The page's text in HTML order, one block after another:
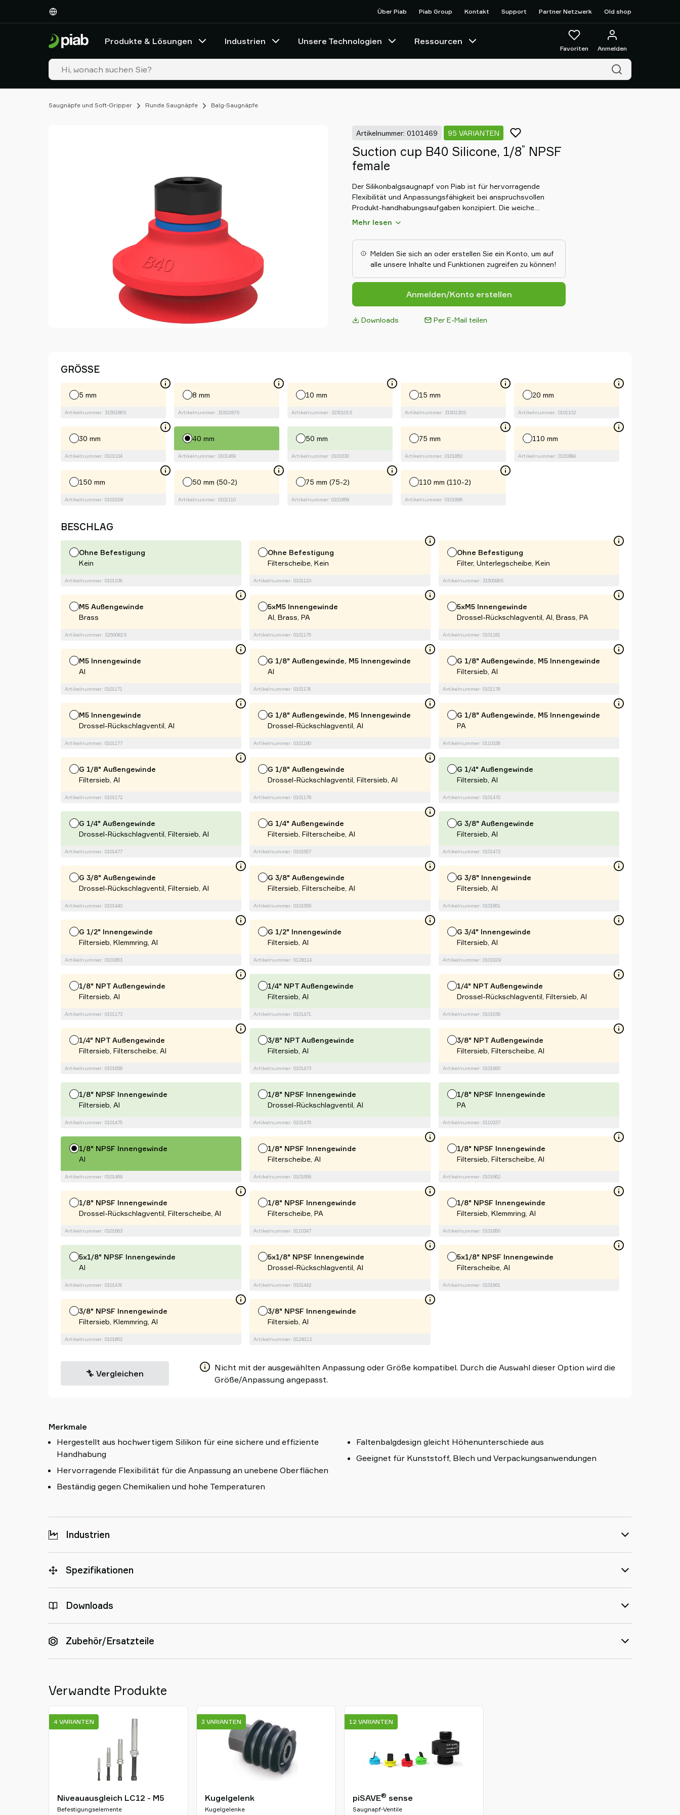
Über Piab Piab Group Kontakt Support Partner Netzwerk Old shop
Produkte & Lösungen Industrien Unsere Technologien Ressourcen
Favoriten Anmelden
Saugnäpfe und Soft-Gripper Runde Saugnäpfe Balg-Saugnäpfe
Artikelnummer: 0101469 95 VARIANTEN
Suction cup B40 Silicone, 1/8" NPSF
female
Der Silikonbalgsaugnapf von Piab ist für hervorragende
Flexibilität und Anpassungsfähigkeit bei anspruchsvollen
Produkt-handhabungsaufgaben konzipiert. Die weiche
Silikonkonstruktion gewährleistet einen sanften Griff. Sein
von Höhenunterschieden und eine effektive Handhabung von
unebenen Objekten. Langlebig und chemikalienbeständig,
bietet der Balgsaugnapf aus Silikon zuverlässige, sichere und
Automatisierungsumgebungen.
Mehr lesen
Melden Sie sich an oder erstellen Sie ein Konto, um auf
alle unsere Inhalte und Funktionen zugreifen zu können!
Anmelden/Konto erstellen
Downloads Per E-Mail teilen
GRÖSSE
5 mm
Artikelnummer: 3150286S
8 mm
Artikelnummer: 3150287S
10 mm
Artikelnummer: 3150101S
15 mm
Artikelnummer: 3150230S
20 mm
Artikelnummer: 0101102
30 mm
Artikelnummer: 0101104
40 mm
Artikelnummer: 0101469
50 mm
Artikelnummer: 0101630
75 mm
Artikelnummer: 0101850
110 mm
Artikelnummer: 0101884
150 mm
Artikelnummer: 0101928
50 mm (50-2)
Artikelnummer: 0101110
75 mm (75-2)
Artikelnummer: 0101858
110 mm (110-2)
Artikelnummer: 0101896
BESCHLAG
Ohne Befestigung
Kein
Artikelnummer: 0101106
Ohne Befestigung
Filterscheibe, Kein
Artikelnummer: 0101110
Ohne Befestigung
Filter, Unterlegscheibe, Kein
Artikelnummer: 3150096S
M5 Außengewinde
Brass
Artikelnummer: 3250082S
5xM5 Innengewinde
Al, Brass, PA
Artikelnummer: 0101175
5xM5 Innengewinde
Drossel-Rückschlagventil, Al, Brass, PA
Artikelnummer: 0101181
M5 Innengewinde
Al
Artikelnummer: 0101171
G 1/8" Außengewinde, M5 Innengewinde
Al
Artikelnummer: 0101174
G 1/8" Außengewinde, M5 Innengewinde
Filtersieb, Al
Artikelnummer: 0101176
M5 Innengewinde
Drossel-Rückschlagventil, Al
Artikelnummer: 0101177
G 1/8" Außengewinde, M5 Innengewinde
Drossel-Rückschlagventil, Al
Artikelnummer: 0101180
G 1/8" Außengewinde, M5 Innengewinde
PA
Artikelnummer: 0110336
G 1/8" Außengewinde
Filtersieb, Al
Artikelnummer: 0101172
G 1/8" Außengewinde
Drossel-Rückschlagventil, Filtersieb, Al
Artikelnummer: 0101178
G 1/4" Außengewinde
Filtersieb, Al
Artikelnummer: 0101470
G 1/4" Außengewinde
Drossel-Rückschlagventil, Filtersieb, Al
Artikelnummer: 0101477
G 1/4" Außengewinde
Filtersieb, Filterscheibe, Al
Artikelnummer: 0101657
G 3/8" Außengewinde
Filtersieb, Al
Artikelnummer: 0101472
G 3/8" Außengewinde
Drossel-Rückschlagventil, Filtersieb, Al
Artikelnummer: 0101440
G 3/8" Außengewinde
Filtersieb, Filterscheibe, Al
Artikelnummer: 0101659
G 3/8" Innengewinde
Filtersieb, Al
Artikelnummer: 0101851
G 1/2" Innengewinde
Filtersieb, Klemmring, Al
Artikelnummer: 0101853
G 1/2" Innengewinde
Filtersieb, Al
Artikelnummer: 0128114
G 3/4" Innengewinde
Filtersieb, Al
Artikelnummer: 0101929
1/8" NPT Außengewinde
Filtersieb, Al
Artikelnummer: 0101173
1/4" NPT Außengewinde
Filtersieb, Al
Artikelnummer: 0101471
1/4" NPT Außengewinde
Drossel-Rückschlagventil, Filtersieb, Al
Artikelnummer: 0101639
1/4" NPT Außengewinde
Filtersieb, Filterscheibe, Al
Artikelnummer: 0101658
3/8" NPT Außengewinde
Filtersieb, Al
Artikelnummer: 0101473
3/8" NPT Außengewinde
Filtersieb, Filterscheibe, Al
Artikelnummer: 0101660
1/8" NPSF Innengewinde
Filtersieb, Al
Artikelnummer: 0101475
1/8" NPSF Innengewinde
Drossel-Rückschlagventil, Al
Artikelnummer: 0101476
1/8" NPSF Innengewinde
PA
Artikelnummer: 0110337
1/8" NPSF Innengewinde
Al
Artikelnummer: 0101469
1/8" NPSF Innengewinde
Filterscheibe, Al
Artikelnummer: 0101656
1/8" NPSF Innengewinde
Filtersieb, Filterscheibe, Al
Artikelnummer: 0101662
1/8" NPSF Innengewinde
Drossel-Rückschlagventil, Filterscheibe, Al
Artikelnummer: 0101663
1/8" NPSF Innengewinde
Filterscheibe, PA
Artikelnummer: 0110347
1/8" NPSF Innengewinde
Filtersieb, Klemmring, Al
Artikelnummer: 0101850
5x1/8" NPSF Innengewinde
Al
Artikelnummer: 0101474
5x1/8" NPSF Innengewinde
Drossel-Rückschlagventil, Al
Artikelnummer: 0101442
5x1/8" NPSF Innengewinde
Filterscheibe, Al
Artikelnummer: 0101661
3/8" NPSF Innengewinde
Filtersieb, Klemmring, Al
Artikelnummer: 0101852
3/8" NPSF Innengewinde
Filtersieb, Al
Artikelnummer: 0128113
Vergleichen
Nicht mit der ausgewählten Anpassung oder Größe kompatibel. Durch die Auswahl dieser Option wird die
Größe/Anpassung angepasst.
Merkmale
Hergestellt aus hochwertigem Silikon für eine sichere und effiziente
Handhabung
Hervorragende Flexibilität für die Anpassung an unebene Oberflächen
Beständig gegen Chemikalien und hohe Temperaturen
Faltenbalgdesign gleicht Höhenunterschiede aus
Geeignet für Kunststoff, Blech und Verpackungsanwendungen
Industrien
Spezifikationen
Downloads
Zubehör/Ersatzteile
Verwandte Produkte
Niveauausgleich LC12 - M5
Befestigungselemente
4 VARIANTEN
Kugelgelenk
Kugelgelenke
3 VARIANTEN
piSAVE® sense
Saugnapf-Ventile
12 VARIANTEN
Produkte
Industrien
Technologien
Ressourcen